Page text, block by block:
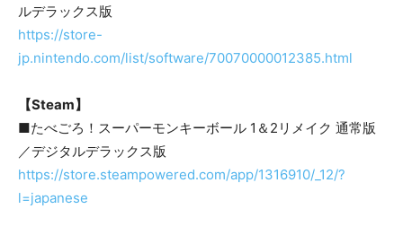
ルデラックス版
https://store-
jp.nintendo.com/list/software/70070000012385.html
【Steam】
■たべごろ！スーパーモンキーボール 1＆2リメイク 通常版
／デジタルデラックス版
https://store.steampowered.com/app/1316910/_12/?
l=japanese